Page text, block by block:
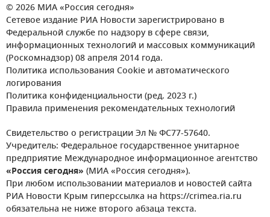
© 2026 МИА «Россия сегодня»
Сетевое издание РИА Новости зарегистрировано в
Федеральной службе по надзору в сфере связи,
информационных технологий и массовых коммуникаций
(Роскомнадзор) 08 апреля 2014 года.
Политика использования Cookie и автоматического
логирования
Политика конфиденциальности (ред. 2023 г.)
Правила применения рекомендательных технологий
Свидетельство о регистрации Эл № ФС77-57640.
Учредитель: Федеральное государственное унитарное
предприятие Международное информационное агентство
«Россия сегодня» (МИА «Россия сегодня»).
При любом использовании материалов и новостей сайта
РИА Новости Крым гиперссылка на https://crimea.ria.ru
обязательна не ниже второго абзаца текста.